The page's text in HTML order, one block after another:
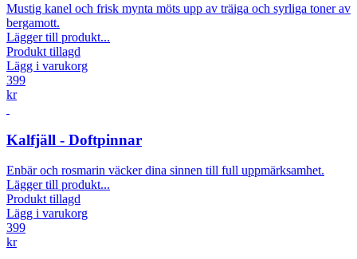
Mustig kanel och frisk mynta möts upp av träiga och syrliga toner av
bergamott.
Lägger till produkt...
Produkt tillagd
Lägg i varukorg
399
kr
Kalfjäll - Doftpinnar
Enbär och rosmarin väcker dina sinnen till full uppmärksamhet.
Lägger till produkt...
Produkt tillagd
Lägg i varukorg
399
kr